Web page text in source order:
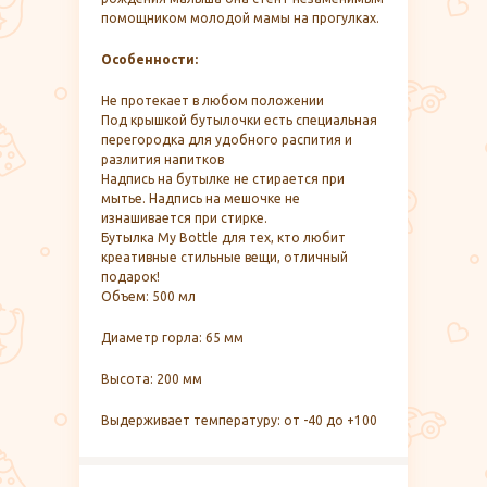
помощником молодой мамы на прогулках.
Особенности:
Не протекает в любом положении
Под крышкой бутылочки есть специальная
перегородка для удобного распития и
разлития напитков
Надпись на бутылке не стирается при
мытье. Надпись на мешочке не
изнашивается при стирке.
Бутылка My Bottle для тех, кто любит
креативные стильные вещи, отличный
подарок!
Объем: 500 мл
Диаметр горла: 65 мм
Высота: 200 мм
Выдерживает температуру: от -40 до +100